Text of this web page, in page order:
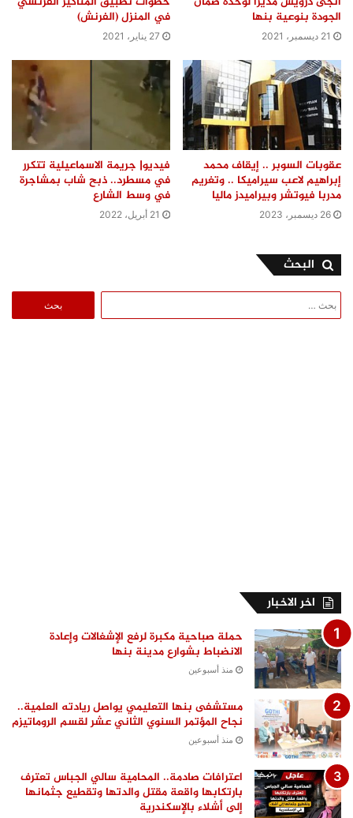
الجودة بنوعية بنها
21 ديسمبر، 2021
في المنزل (الفرنش)
27 يناير، 2021
عقوبات السوبر .. إيقاف محمد
إبراهيم لاعب سيراميكا .. وتغريم
مدربا فيوتشر وبيراميدز ماليا
26 ديسمبر، 2023
فيديو| جريمة الاسماعيلية تتكرر
في مسطرد.. ذبح شاب بمشاجرة
في وسط الشارع
21 أبريل، 2022
البحث
عن:
اخر الاخبار
حملة صباحية مكبرة لرفع الإشغالات وإعادة
الانضباط بشوارع مدينة بنها
منذ أسبوعين
مستشفى بنها التعليمي يواصل ريادته العلمية..
نجاح المؤتمر السنوي الثاني عشر لقسم الروماتيزم
منذ أسبوعين
اعترافات صادمة.. المحامية سالي الجباس تعترف
بارتكابها واقعة مقتل والدتها وتقطيع جثمانها
إلى أشلاء بالإسكندرية